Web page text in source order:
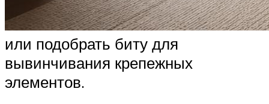
или подобрать биту для
вывинчивания крепежных
элементов.